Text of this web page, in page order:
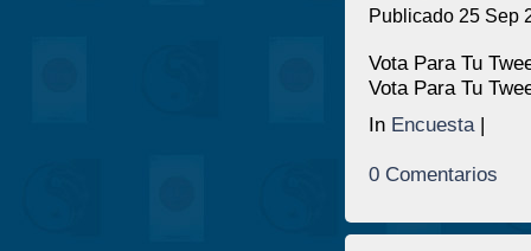
Publicado 25 Sep
Vota Para Tu
Vota Para Tu
In Encuesta|
0 Comentarios